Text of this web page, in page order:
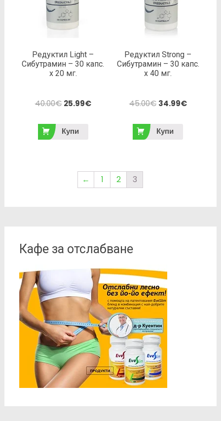
Редуктил Light –
Сибутрамин – 30 капс.
х 20 мг.
40.00€ 25.99€
Купи
Редуктил Strong –
Сибутрамин – 30 капс.
х 40 мг.
45.00€ 34.99€
Купи
← 1 2 3
Кафе за отслабване